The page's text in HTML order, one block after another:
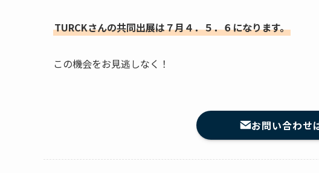
TURCKさんの共同出展は７月４．５．６になります。
この機会をお見逃しなく！
お問い合わせ